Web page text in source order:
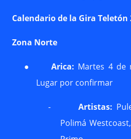
Calendario de la Gira Teletón
Zona Norte
● Arica: Martes 4 de
Lugar por confirmar
- Artistas:
Polimá